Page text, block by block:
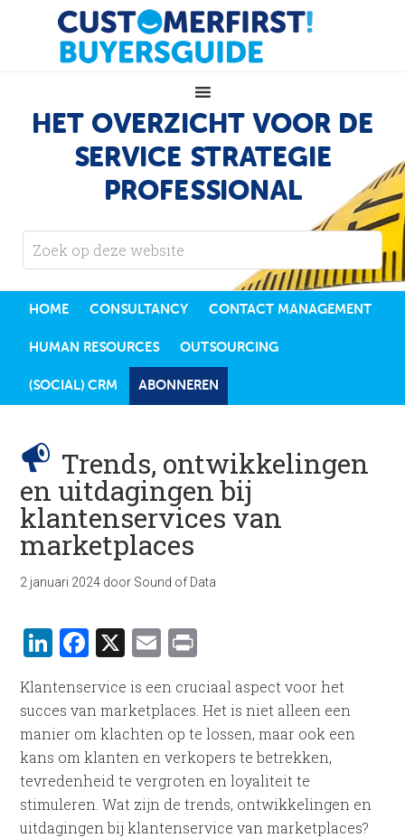
HET OVERZICHT VOOR DE
SERVICE STRATEGIE
PROFESSIONAL
HOME CONSULTANCY CONTACT MANAGEMENT
HUMAN RESOURCES OUTSOURCING
(SOCIAL) CRM ABONNEREN
Trends, ontwikkelingen
en uitdagingen bij
klantenservices van
marketplaces
2 januari 2024 door Sound of Data
LinkedIn
Facebook
X Email
Klantenservice is een cruciaal aspect voor het
succes van marketplaces. Het is niet alleen een
manier om klachten op te lossen, maar ook een
kans om klanten en verkopers te betrekken,
tevredenheid te vergroten en loyaliteit te
stimuleren. Wat zijn de trends, ontwikkelingen en
uitdagingen bij klantenservice van marketplaces?